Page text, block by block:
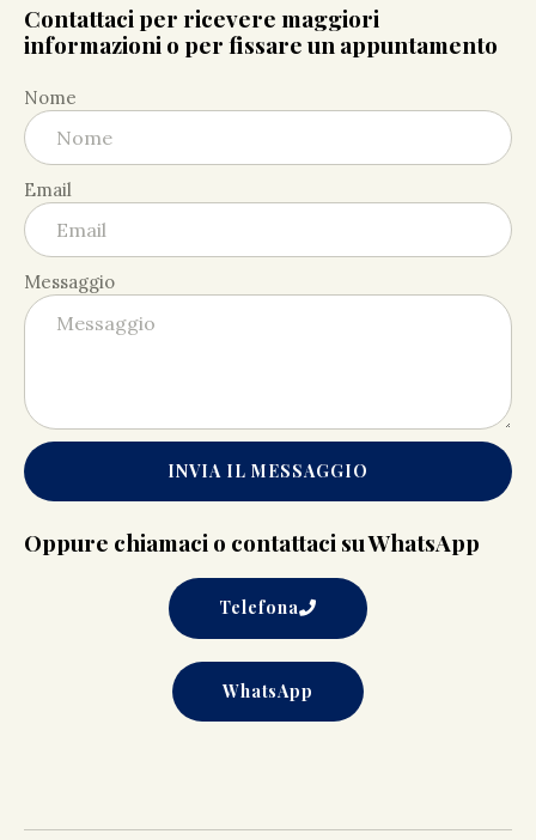
Contattaci per ricevere maggiori
informazioni o per fissare un appuntamento
Nome
Email
Messaggio
INVIA IL MESSAGGIO
Oppure chiamaci o contattaci su WhatsApp
Telefona
WhatsApp